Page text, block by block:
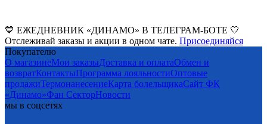
💙 ЕЖЕДНЕВНИК «ДИНАМО» В ТЕЛЕГРАМ-БОТЕ 🤍
Отслеживай заказы и акции в одном чате. Присоединяйся
Покупателю
О магазинеМои заказыДоставка и оплатаОбмен и
возвратКонтактыПрограмма лояльностиОптовые
продажиТермонанесениеКарта болельщикаСайт ФК
«Динамо»Фан CекторНовости
мы в соцсетях